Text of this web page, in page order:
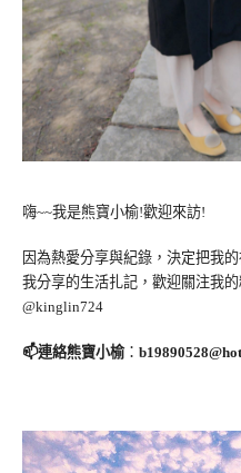
嗨~~我是熊寶小榆!歡迎來訪!
因為熱愛分享與紀錄，決定把我
我分享的生活扎記，歡迎關注我
@kinglin724
📫連絡熊寶小榆：